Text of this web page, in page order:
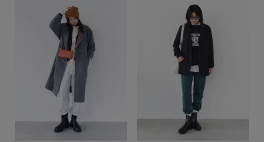
商品タイプ
通常商品 予約商品
セール価格 WEB限定